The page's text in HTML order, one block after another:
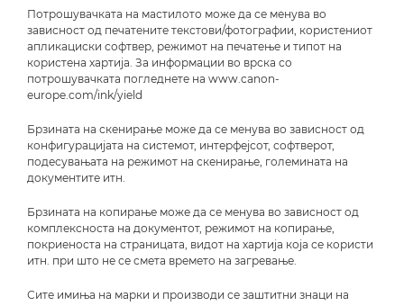
Потрошувачката на мастилото може да се менува во
зависност од печатените текстови/фотографии, користениот
апликациски софтвер, режимот на печатење и типот на
користена хартија. За информации во врска со
потрошувачката погледнете на www.canon-
europe.com/ink/yield
Брзината на скенирање може да се менува во зависност од
конфигурацијата на системот, интерфејсот, софтверот,
подесувањата на режимот на скенирање, големината на
документите итн.
Брзината на копирање може да се менува во зависност од
комплексноста на документот, режимот на копирање,
покриеноста на страницата, видот на хартија која се користи
итн. при што не се смета времето на загревање.
Сите имиња на марки и производи се заштитни знаци на